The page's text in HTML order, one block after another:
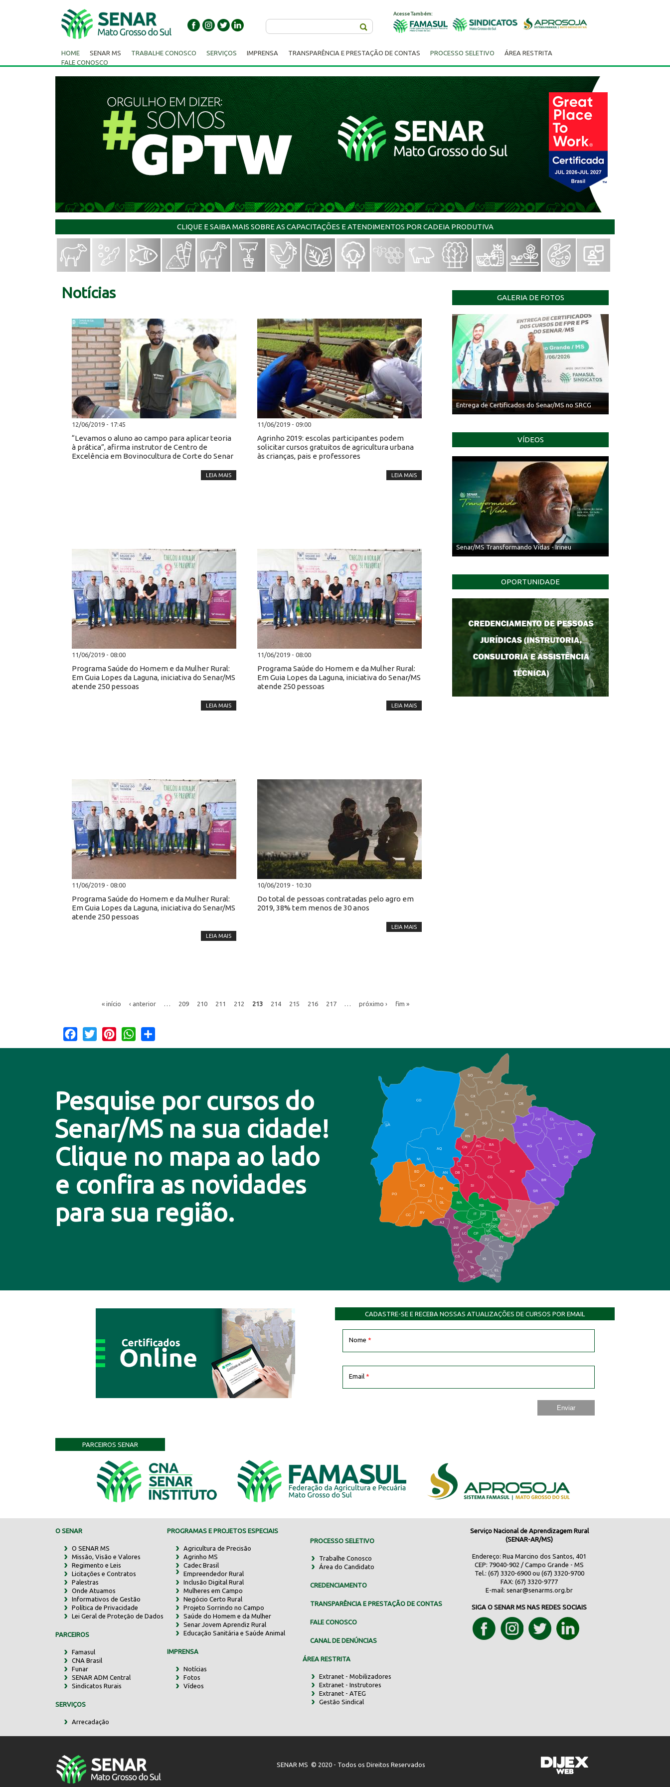
Acesse Também:
HOME SENAR MS TRABALHE CONOSCO SERVIÇOS IMPRENSA TRANSPARÊNCIA E PRESTAÇÃO DE CONTAS PROCESSO SELETIVO
ÁREA RESTRITA
FALE CONOSCO
CLIQUE E SAIBA MAIS SOBRE AS CAPACITAÇÕES E ATENDIMENTOS POR CADEIA PRODUTIVA
GALERIA DE FOTOS
Entrega de Certificados do Senar/MS no SRCG
VÍDEOS
Senar/MS Transformando Vidas - Irineu
OPORTUNIDADE
Notícias
12/06/2019 - 17:45
“Levamos o aluno ao campo para aplicar teoria
à prática”, afirma instrutor de Centro de
Excelência em Bovinocultura de Corte do Senar
LEIA MAIS
11/06/2019 - 09:00
Agrinho 2019: escolas participantes podem
solicitar cursos gratuitos de agricultura urbana
às crianças, pais e professores
LEIA MAIS
11/06/2019 - 08:00
Programa Saúde do Homem e da Mulher Rural:
Em Guia Lopes da Laguna, iniciativa do Senar/MS
atende 250 pessoas
LEIA MAIS
11/06/2019 - 08:00
Programa Saúde do Homem e da Mulher Rural:
Em Guia Lopes da Laguna, iniciativa do Senar/MS
atende 250 pessoas
LEIA MAIS
11/06/2019 - 08:00
Programa Saúde do Homem e da Mulher Rural:
Em Guia Lopes da Laguna, iniciativa do Senar/MS
atende 250 pessoas
LEIA MAIS
10/06/2019 - 10:30
Do total de pessoas contratadas pelo agro em
2019, 38% tem menos de 30 anos
LEIA MAIS
« início ‹ anterior 209 210 211 212 213 214 215 216 217 próximo › fim »
Facebook
Twitter PinterestWhatsApp
Pesquise por cursos do
Senar/MS na sua cidade!
Clique no mapa ao lado
e confira as novidades
para sua região.
CO
AQ
MI
AN
CX
RI
AL
CR
FI
SG
BA
CA
PA
CH CL
PB
SE
TL
AG
BR
SR
BT
AR
RP
RO
JG
CG
SI
NA
TA
NH
JT
RB
MA
IT
DR
DO
CP
JU
NV
IQ
EL
BD
BO
NI
JD
PO
BV
CC
PP
AJ
LC
AM
AB
JP
DB
TE
CS
PR
TA
SQ
IG
MN
IN
NO
BP
RN
CN
GL
AN
IV
FS
VC
GD
DE
AT
PG
SO
LA
CADASTRE-SE E RECEBA NOSSAS ATUALIZAÇÕES DE CURSOS POR EMAIL
Nome *
Email *
PARCEIROS SENAR
O SENAR
O SENAR MS
Missão, Visão e Valores
Regimento e Leis
Licitações e Contratos
Palestras
Onde Atuamos
Informativos de Gestão
Política de Privacidade
Lei Geral de Proteção de Dados
PARCEIROS
Famasul
CNA Brasil
Funar
SENAR ADM Central
Sindicatos Rurais
SERVIÇOS
Arrecadação
PROGRAMAS E PROJETOS ESPECIAIS
Agricultura de Precisão
Agrinho MS
Cadec Brasil
Empreendedor Rural
Inclusão Digital Rural
Mulheres em Campo
Negócio Certo Rural
Projeto Sorrindo no Campo
Saúde do Homem e da Mulher
Senar Jovem Aprendiz Rural
Educação Sanitária e Saúde Animal
IMPRENSA
Notícias
Fotos
Vídeos
PROCESSO SELETIVO
Trabalhe Conosco
Área do Candidato
CREDENCIAMENTO
TRANSPARÊNCIA E PRESTAÇÃO DE CONTAS
FALE CONOSCO
CANAL DE DENÚNCIAS
ÁREA RESTRITA
Extranet - Mobilizadores
Extranet - Instrutores
Extranet - ATEG
Gestão Sindical
Serviço Nacional de Aprendizagem Rural
(SENAR-AR/MS)
Endereço: Rua Marcino dos Santos, 401
CEP: 79040-902 / Campo Grande - MS
Tel.: (67) 3320-6900 ou (67) 3320-9700
FAX: (67) 3320-9777
E-mail:senar@senarms.org.br
SIGA O SENAR MS NAS REDES SOCIAIS
SENAR MS © 2020 - Todos os Direitos Reservados